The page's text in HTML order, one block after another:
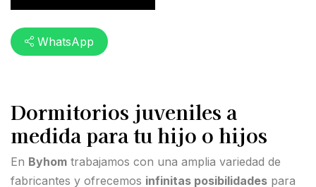
Dormitorios juveniles a
medida para tu hijo o hijos
En Byhom trabajamos con una amplia variedad de
fabricantes y ofrecemos infinitas posibilidades para
WhatsApp